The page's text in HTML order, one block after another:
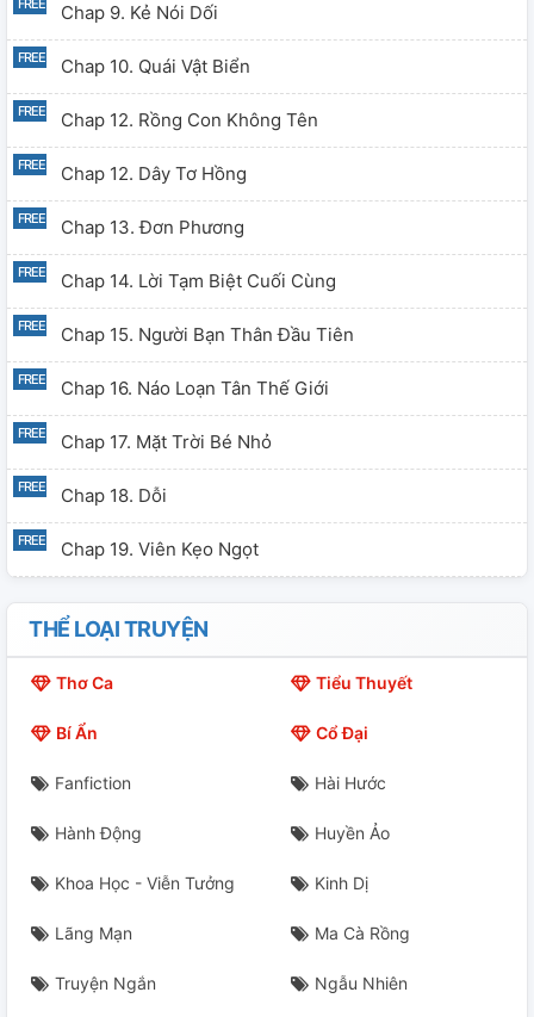
Chap 9. Kẻ Nói Dối
Chap 10. Quái Vật Biển
Chap 12. Rồng Con Không Tên
Chap 12. Dây Tơ Hồng
Chap 13. Đơn Phương
Chap 14. Lời Tạm Biệt Cuối Cùng
Chap 15. Người Bạn Thân Đầu Tiên
Chap 16. Náo Loạn Tân Thế Giới
Chap 17. Mặt Trời Bé Nhỏ
Chap 18. Dỗi
Chap 19. Viên Kẹo Ngọt
Chap 20. Đôi Cánh Đen (H Nhẹ)
Chap 21. Lợi Dụng (H Nhẹ)
Chap 25. Những Ngày Giao Báo Bất Ổn
Chap 26. Gặp Lại Người Thương
Chap 27. Kẻ Ra Lệnh (H Nhẹ)
THỂ LOẠI TRUYỆN
Thơ Ca Tiểu Thuyết
Bí Ẩn Cổ Đại
Fanfiction Hài Hước
Hành Động Huyền Ảo
Khoa Học - Viễn Tưởng Kinh Dị
Lãng Mạn Ma Cà Rồng
Truyện Ngắn Ngẫu Nhiên